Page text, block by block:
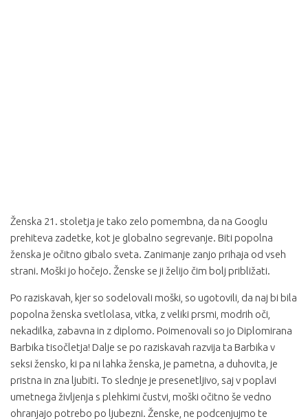
Ženska 21. stoletja je tako zelo pomembna, da na Googlu
prehiteva zadetke, kot je globalno segrevanje. Biti popolna
ženska je očitno gibalo sveta. Zanimanje zanjo prihaja od vseh
strani. Moški jo hočejo. Ženske se ji želijo čim bolj približati.
Po raziskavah, kjer so sodelovali moški, so ugotovili, da naj bi bila
popolna ženska svetlolasa, vitka, z veliki prsmi, modrih oči,
nekadilka, zabavna in z diplomo. Poimenovali so jo Diplomirana
Barbika tisočletja! Dalje se po raziskavah razvija ta Barbika v
seksi žensko, ki pa ni lahka ženska, je pametna, a duhovita, je
pristna in zna ljubiti. To slednje je presenetljivo, saj v poplavi
umetnega življenja s plehkimi čustvi, moški očitno še vedno
ohranjajo potrebo po ljubezni. Ženske, ne podcenjujmo te